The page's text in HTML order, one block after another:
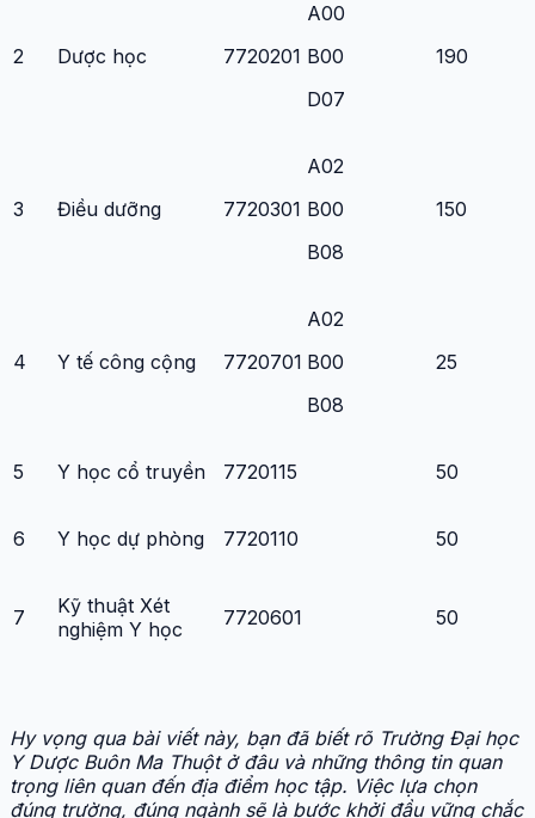
2 Dược học 7720201
A00
B00
D07
190
3 Điều dưỡng 7720301
A02
B00
B08
150
4 Y tế công cộng 7720701
A02
B00
B08
25
5 Y học cổ truyền 7720115 50
6 Y học dự phòng 7720110 50
7
Kỹ thuật Xét
nghiệm Y học
7720601 50
Hy vọng qua bài viết này, bạn đã biết rõ Trường Đại học
Y Dược Buôn Ma Thuột ở đâu và những thông tin quan
trọng liên quan đến địa điểm học tập. Việc lựa chọn
đúng trường, đúng ngành sẽ là bước khởi đầu vững chắc